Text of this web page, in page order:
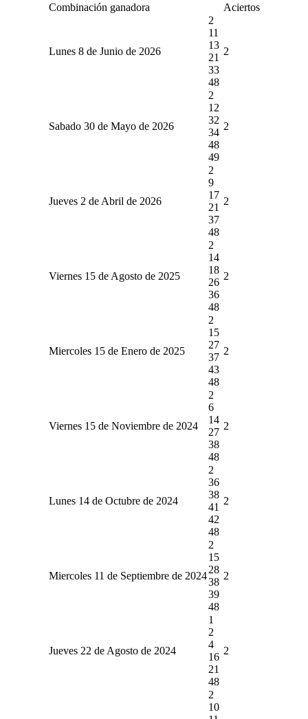
Combinación ganadora Aciertos
Lunes 8 de Junio de 2026
2
11
13
21
33
48
2
Sabado 30 de Mayo de 2026
2
12
32
34
48
49
2
Jueves 2 de Abril de 2026
2
9
17
21
37
48
2
Viernes 15 de Agosto de 2025
2
14
18
26
36
48
2
Miercoles 15 de Enero de 2025
2
15
27
37
43
48
2
Viernes 15 de Noviembre de 2024
2
6
14
27
38
48
2
Lunes 14 de Octubre de 2024
2
36
38
41
42
48
2
Miercoles 11 de Septiembre de 2024
2
15
28
38
39
48
2
Jueves 22 de Agosto de 2024
1
2
4
16
21
48
2
2
10